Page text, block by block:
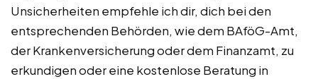
Unsicherheiten empfehle ich dir, dich bei den
entsprechenden Behörden, wie dem BAföG-Amt,
der Krankenversicherung oder dem Finanzamt, zu
erkundigen oder eine kostenlose Beratung in